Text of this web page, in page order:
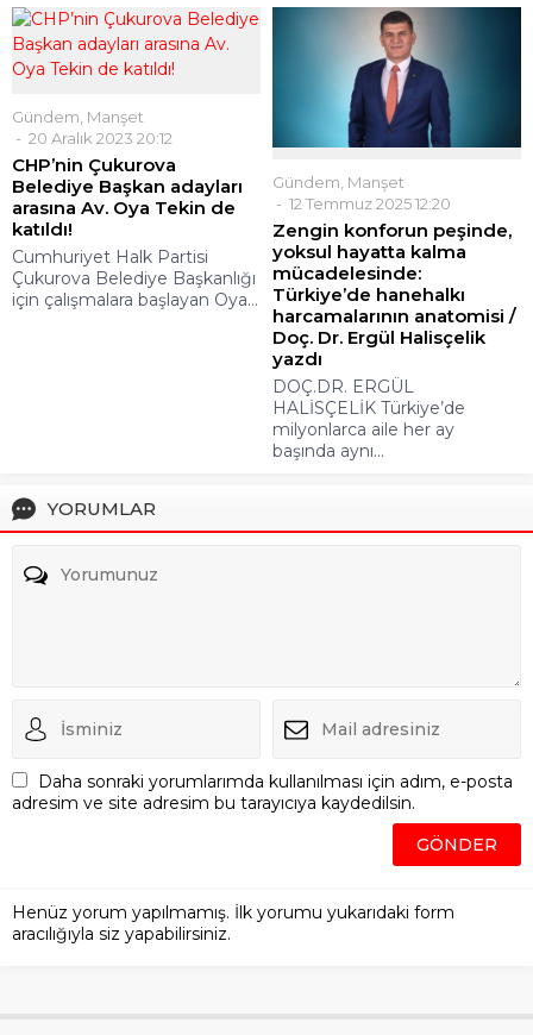
Gündem, Manşet
20 Aralık 2023 20:12
CHP’nin Çukurova
Belediye Başkan adayları
arasına Av. Oya Tekin de
katıldı!
Cumhuriyet Halk Partisi
Çukurova Belediye Başkanlığı
için çalışmalara başlayan Oya...
Gündem Manşet
12 Temmuz 2025 12:20
Zengin konforun peşinde,
yoksul hayatta kalma
mücadelesinde:
Türkiye’de hanehalkı
harcamalarının anatomisi /
Doç. Dr. Ergül Halisçelik
yazdı
DOÇ.DR. ERGÜL
HALİSÇELİK Türkiye’de
milyonlarca aile her ay
başında aynı...
YORUMLAR
Daha sonraki yorumlarımda kullanılması için adım, e-posta
adresim ve site adresim bu tarayıcıya kaydedilsin.
Henüz yorum yapılmamış. İlk yorumu yukarıdaki form
aracılığıyla siz yapabilirsiniz.